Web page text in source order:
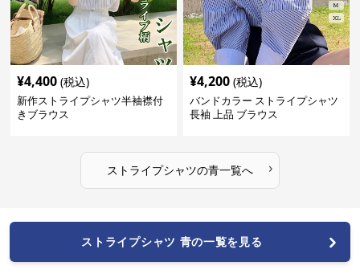
¥4,400 (税込)
新作ストライプシャツ半袖襟付
きブラウス
¥4,200 (税込)
バンドカラー ストライプシャツ
長袖 上品 ブラウス
ストライプシャツの青一覧へ ›
ストライプシャツ 青の一覧を見る